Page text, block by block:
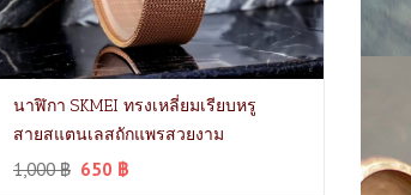
นาฬิกา SKMEI ทรงเหลี่ยมเรียบหรู
สายสแตนเลสถักแพรสวยงาม
1,000฿ 650 ฿